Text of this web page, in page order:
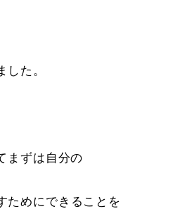
した。
まずは自分の
ためにできることを